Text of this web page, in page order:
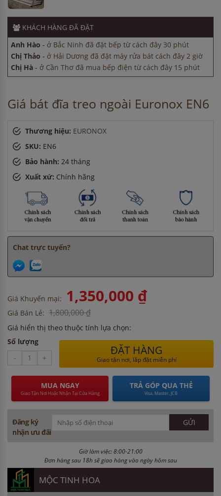
KHÁCH HÀNG ĐÃ ĐẶT
Anh Nam
Chị Hà
ở TP. Hồ Chí Minh đã mua bếp điện từ cách đây 3
giờ
Anh Hào - ở Bắc Ninh đã đặt bếp từ cách đây 30 phút
Chị Thảo - ở Hải Dương đã đặt máy rửa bát cách đây 2 giờ
Chị Hà - ở Cần Thơ đã mua bếp điện từ cách đây 15 phút
Anh Nam-ở Hải Phòng đã đặt máy hút mùi cách đây 1 giờ
giờ
Anh Hào-ở Bắc Ninh đã đặt bếp từ cách đây 30 phút
Chị Hà-ở Cần Thơ đã mua bếp điện từ cách đây 15 phút
Anh Nam-ở Hải Phòng đã đặt máy hút mùi cách đây 1 giờ
Chị Hà
ở TP. Hồ Chí Minh đã mua bếp điện từ cách đây 3
giờ
Giá bát đĩa treo ngoài Euronox EN6
Thương hiệu: EURONOX
SKU: EN6
Bảo hành: 24 tháng
Xuất xứ: Chính hãng
Chat trực tuyến?
Giá Khuyến mại: 1,350,000 ₫
Giá Bán Lẻ: 1,800,000 ₫
Giá hiển thị theo thuộc tính lựa chọn:
Số lượng
-
+
ĐẶT HÀNG
Giao tận nơi, lắp đặt miễn phí
MUA NGAY
Giao Tận Nơi Hoặc Nhận Tại Cửa Hàng
TRẢ GÓP QUA THẺ
Visa, Master, JCB
Đăng ký
nhận ưu đãi
Giờ làm việc: 8:00-21:00
Đơn hàng sau 18h sẽ giao hàng vào ngày hôm sau
MỘC TINH HOA